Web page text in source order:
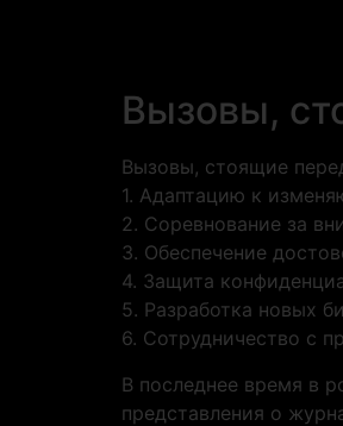
Вызовы,
Вызовы, стоящие
1. Адаптацию к
2. Соревнование за
3. Обеспечение
4. Защита
5. Разработка новых
6. Сотрудничество с
В последнее время в
представления о